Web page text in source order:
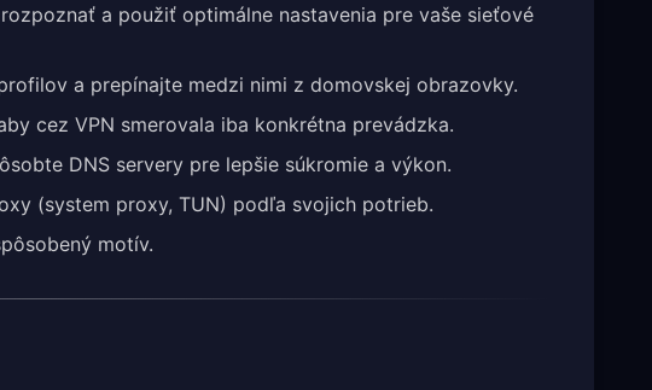
a použiť optimálne nastavenia pre vaše sieťové
a prepínajte medzi nimi z domovskej obrazovky.
cez VPN smerovala iba konkrétna prevádzka.
DNS servery pre lepšie súkromie a výkon.
(system proxy, TUN) podľa svojich potrieb.
motív.